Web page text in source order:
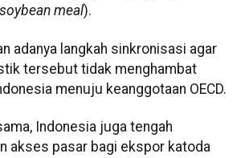
soybean meal).
adanya langkah sinkronisasi agar
tersebut tidak menghambat
menuju keanggotaan OECD.
Indonesia juga tengah
akses pasar bagi ekspor katoda